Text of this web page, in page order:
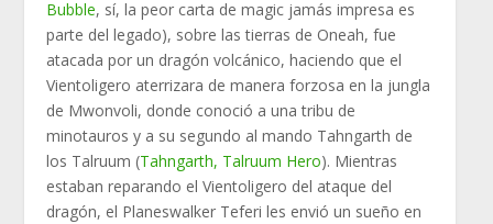
Bubble, sí, la peor carta de magic jamás impresa es
parte del legado), sobre las tierras de Oneah, fue
atacada por un dragón volcánico, haciendo que el
Vientoligero aterrizara de manera forzosa en la jungla
de Mwonvoli, donde conoció a una tribu de
minotauros y a su segundo al mando Tahngarth de
los Talruum (Tahngarth, Talruum Hero). Mientras
estaban reparando el Vientoligero del ataque del
dragón, el Planeswalker Teferi les envió un sueño en